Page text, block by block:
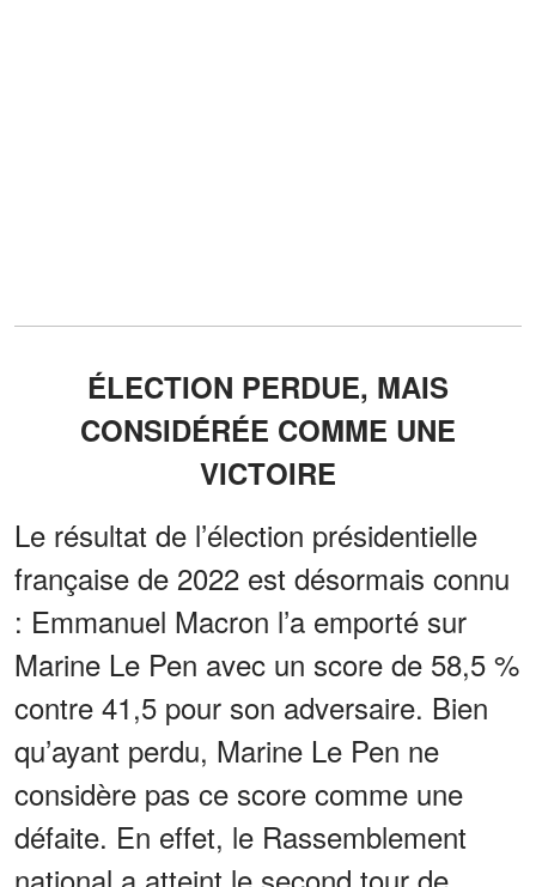
ÉLECTION PERDUE, MAIS
CONSIDÉRÉE COMME UNE
VICTOIRE
Le résultat de l’élection présidentielle
française de 2022 est désormais connu
: Emmanuel Macron l’a emporté sur
Marine Le Pen avec un score de 58,5 %
contre 41,5 pour son adversaire. Bien
qu’ayant perdu, Marine Le Pen ne
considère pas ce score comme une
défaite. En effet, le Rassemblement